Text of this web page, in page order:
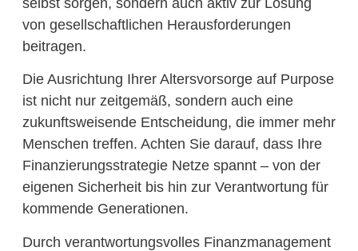
von gesellschaftlichen Herausforderungen
beitragen.
Die Ausrichtung Ihrer Altersvorsorge auf Purpose
ist nicht nur zeitgemäß, sondern auch eine
zukunftsweisende Entscheidung, die immer mehr
Menschen treffen. Achten Sie darauf, dass Ihre
Finanzierungsstrategie Netze spannt – von der
eigenen Sicherheit bis hin zur Verantwortung für
kommende Generationen.
Durch verantwortungsvolles Finanzmanagement